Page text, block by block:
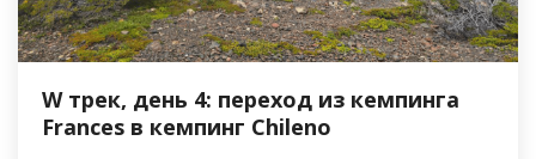
W трек, день 4: переход из кемпинга
Frances в кемпинг Chileno